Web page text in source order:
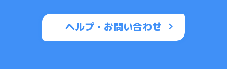
ヘルプ・お問い合わせ